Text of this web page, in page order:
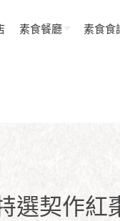
素食餐廳 素食食
選契作紅